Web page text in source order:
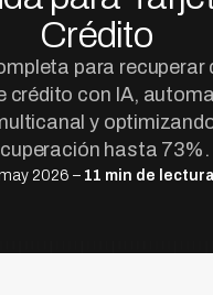
Crédito
para recuperar
crédito con IA,
y
hasta 73%.
2026 – 11 min de